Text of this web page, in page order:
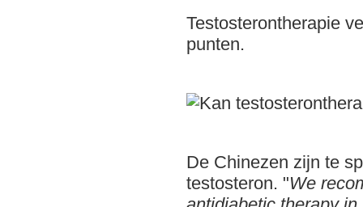
Testosterontherapie
punten.
De Chinezen zijn te
testosteron. "We